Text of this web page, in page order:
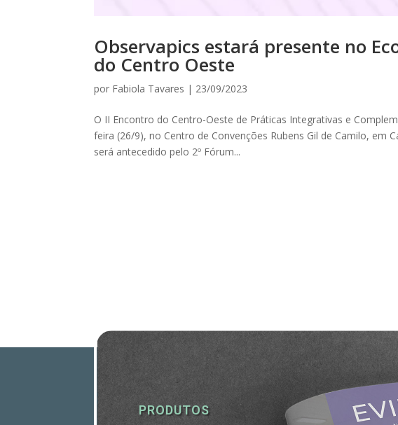
Observapics estará presente no
do Centro Oeste
por Fabiola Tavares | 23/09/2023
O II Encontro do Centro-Oeste de Práticas Integrativas e
feira (26/9), no Centro de Convenções Rubens Gil de Camilo, em
será antecedido pelo 2º Fórum...
PRODUTOS